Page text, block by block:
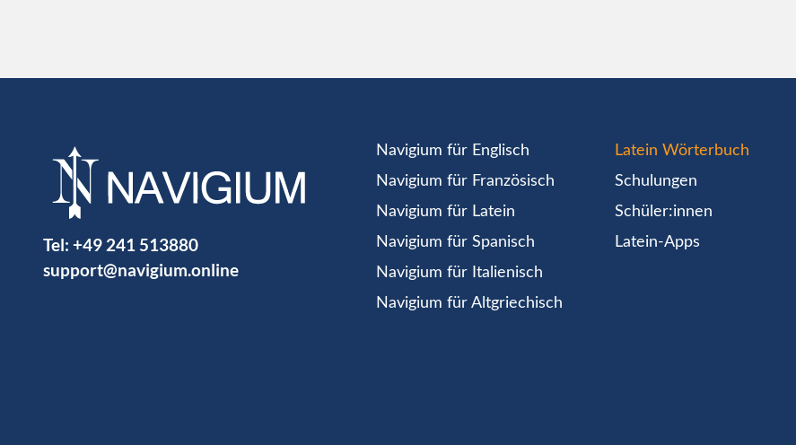
Tel: +49 241 513880
support@navigium.online
Navigium für Englisch
Navigium für Französisch
Navigium für Latein
Navigium für Spanisch
Navigium für Italienisch
Navigium für Altgriechisch
Latein Wörterbuch
Schulungen
Schüler:innen
Latein-Apps